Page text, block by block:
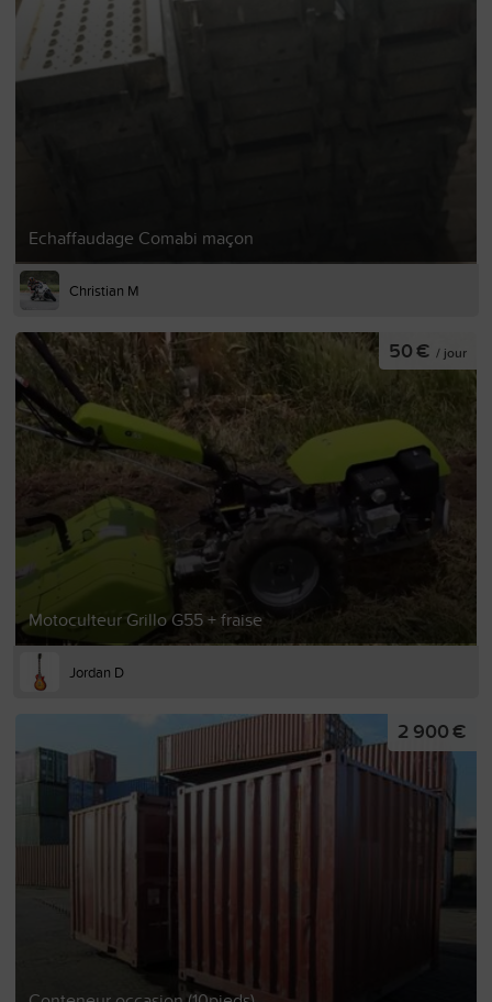
Echaffaudage Comabi maçon
Christian M
Motoculteur Grillo G55 + fraise
50 € / jour
Jordan D
2 900 €